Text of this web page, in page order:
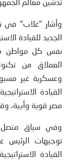
تدشين معالم
وأشار "غلاب" في
الجديد للقيادة
نفس كل مواطن
العملاق من
وعسكرية غير
القيادة
مصر قوية وأبية،
وفي سياق متصل،
توجيهات الرئيس
القيادة